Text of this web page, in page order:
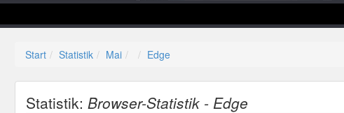
Start Statistik Mai Edge
Statistik:Browser-Statistik - Edge